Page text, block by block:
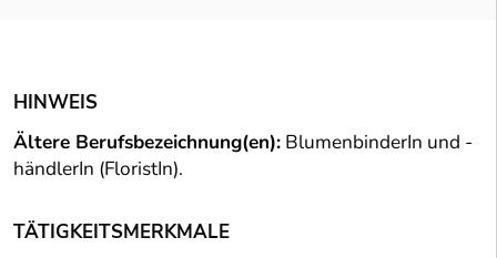
HINWEIS
Ältere Berufsbezeichnung(en): BlumenbinderIn und -
händlerIn (FloristIn).
TÄTIGKEITSMERKMALE